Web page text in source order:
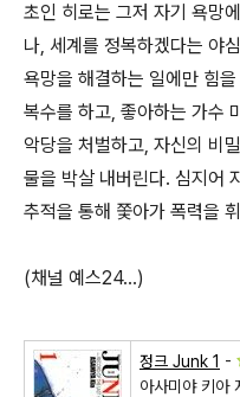
초인 히로는 그저 자기 욕망
나, 세계를 정복하겠다는 야
욕망을 해결하는 일에만 힘
복수를 하고, 좋아하는 가수
악당을 처벌하고, 자신의 비
물을 박살 내버린다. 심지어
추적을 통해 쫓아가 폭력을
(채널 예스24...)
정크 Junk 1 -
아사미야 키아